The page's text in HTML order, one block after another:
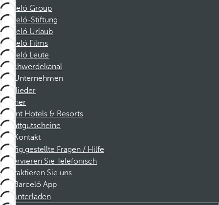
Barceló Group
Barceló-Stiftung
Barceló Urlaub
Barceló Films
Barceló Leute
Beschwerdekanal
Unternehmen
Mitglieder
Partner
Dorint Hotels & Resorts
Rabattgutscheine
Kontakt
Häufig gestellte Fragen / Hilfe
Reservieren Sie Telefonisch
Kontaktieren Sie uns
Barceló App
Herunterladen